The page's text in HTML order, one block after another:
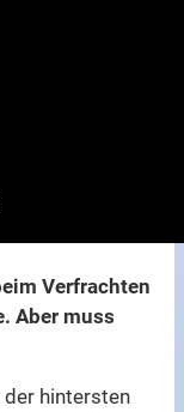
Verfrachten
Aber muss
der hintersten